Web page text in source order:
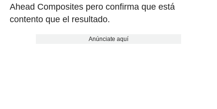
Ahead Composites pero confirma que está
contento que el resultado.
Anúnciate aquí